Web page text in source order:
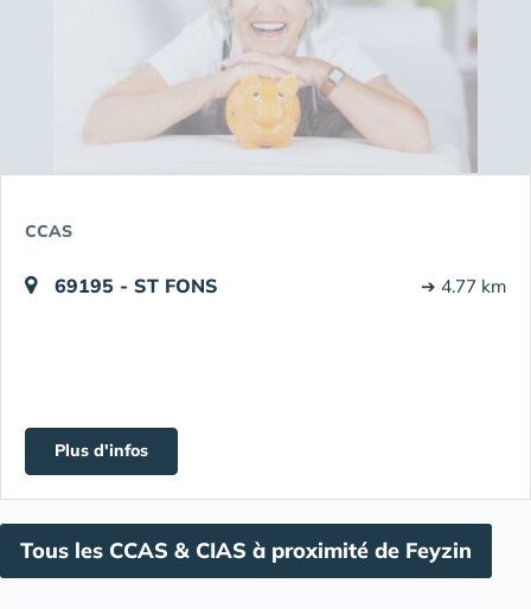
CCAS
69195 - ST FONS ➔ 4.77 km
Plus d'infos
Tous les CCAS & CIAS à proximité de Feyzin